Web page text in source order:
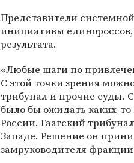
Представители
инициативы
результата.
«Любые шаги по
С этой точки зрения
трибунал и прочие суды.
было бы ожидать каких-
России. Гаагский
Западе. Решение он
замруководителя